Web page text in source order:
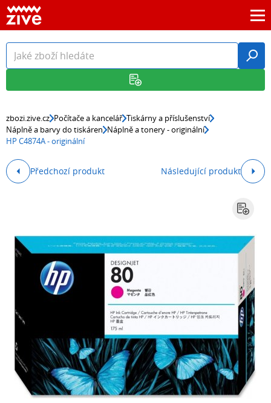
zbozi.zive.cz Počítače a kancelář Tiskárny a příslušenství
Náplně a barvy do tiskáren Náplně a tonery - originální
HP C4874A - originální
Předchozí produkt Následující produkt